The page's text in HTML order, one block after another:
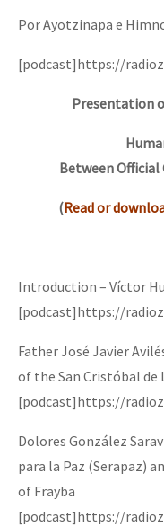
Por Ayotzinapa e
[podcast]https://
Presentation
Between Official
(Read or
Introduction – Víctor
[podcast]https://
Father José Javier
of the San Cristóbal de
[podcast]https://
Dolores González
para la Paz (Serapaz)
of Frayba
[podcast]https://